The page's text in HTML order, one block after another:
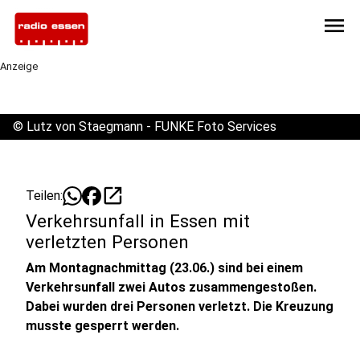
menu
Anzeige
© Lutz von Staegmann - FUNKE Foto Services
Teilen: open_in_new
Verkehrsunfall in Essen mit
verletzten Personen
Am Montagnachmittag (23.06.) sind bei einem
Verkehrsunfall zwei Autos zusammengestoßen.
Dabei wurden drei Personen verletzt. Die Kreuzung
musste gesperrt werden.